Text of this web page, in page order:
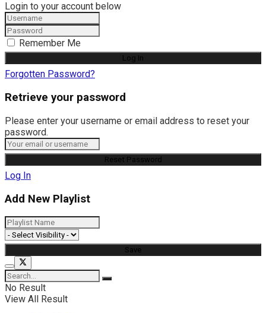
Login to your account below
Remember Me
Forgotten Password?
Retrieve your password
Please enter your username or email address to reset your
password.
Log In
Add New Playlist
No Result
View All Result